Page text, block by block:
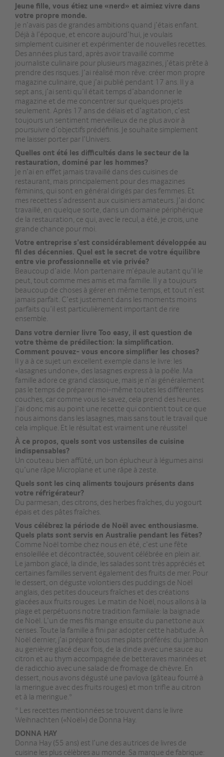
Jeune fille, vous étiez une «nerd» et aimiez vivre dans
votre propre monde.
Je n’avais pas de grandes ambitions quand j’étais enfant.
Déjà à l’époque, et encore aujourd’hui, je voulais
simplement cuisiner et expérimenter de nouvelles recettes.
Des années plus tard, après avoir travaillé comme
journaliste culinaire pour plusieurs magazines, j’étais prête à
prendre des risques. J’ai réalisé mon rêve: créer mon propre
magazine culinaire, que j’ai publié pendant 17 ans. Il y a
sept ans, j’ai senti qu’il était temps d’abandonner le
magazine et de me concentrer sur quelques projets
seulement. Après 17 ans de délais et d’agitation, c’est
toujours un sentiment merveilleux de ne plus avoir à
poursuivre d’objectifs prédéfinis. Je souhaite simplement
me laisser porter par l’Univers.
Quelles ont été les difficultés dans le secteur de la
restauration, dominé par les hommes?
Je n’ai en effet jamais travaillé dans des cuisines de
restaurant, mais principalement pour des magazines
féminins, qui sont en général dirigés par des femmes. Et
mes recettes s’adressent aux cuisiniers amateurs. J’ai donc
travaillé, en quelque sorte, dans un domaine périphérique
de la restauration, ce qui, avec le recul, a été, je crois, une
grande chance pour moi.
Votre entreprise s’est considérablement développée au
fil des décennies. Quel est le secret de votre équilibre
entre vie professionnelle et vie privée?
Beaucoup d’aide. Mon partenaire m’épaule autant qu’il le
peut, tout comme mes amis et ma famille. Il y a toujours
beaucoup de choses à gérer en même temps, et tout n’est
jamais parfait. C’est justement dans les moments moins
parfaits qu’il est particulièrement important de rire
ensemble.
Dans votre dernier livre Too easy, il est question de
votre thème de prédilection: la simplification.
Comment pouvez- vous encore simplifier les choses?
Il y a à ce sujet un excellent exemple dans le livre: les
«lasagnes undone», des lasagnes express à la poêle. Ma
famille adore ce grand classique, mais je n’ai généralement
pas le temps de préparer moi-même toutes les différentes
couches, car comme vous le savez, cela prend des heures.
J’ai donc mis au point une recette qui contient tout ce que
nous aimons dans les lasagnes, mais sans tout le travail que
cela implique. Et le résultat est vraiment une réussite!
À ce propos, quels sont vos ustensiles de cuisine
indispensables?
Un couteau bien affûté, un bon éplucheur à légumes ainsi
qu’une râpe Microplane et une râpe à zeste.
Quels sont les cinq aliments toujours présents dans
votre réfrigérateur?
Du parmesan, des citrons, des herbes fraîches, du yogourt
épais et des pâtes fraîches.
Vous célébrez la période de Noël avec enthousiasme.
Quels plats sont servis en Australie pendant les fêtes?
Comme Noël tombe chez nous en été, c’est une fête
ensoleillée et décontractée, souvent célébrée en plein air.
Le jambon glacé, la dinde, les salades sont très appréciés et
certaines familles servent également des fruits de mer. Pour
le dessert, on déguste volontiers des puddings de Noël
anglais, des petites douceurs fraîches et des créations
glacées aux fruits rouges. Le matin de Noël, nous allons à la
plage et perpétuons notre tradition familiale: la baignade
de Noël. L’un de mes fils mange ensuite du panettone aux
cerises. Toute la famille a fini par adopter cette habitude. À
Noël dernier, j’ai préparé tous mes plats préférés: du jambon
au genièvre glacé deux fois, de la dinde avec une sauce au
citron et au thym accompagnée de betteraves marinées et
de radicchio avec une salade de fromage de chèvre. En
dessert, nous avons dégusté une pavlova (gâteau fourré à
la meringue avec des fruits rouges) et mon trifle au citron
et à la meringue.*
* Les recettes mentionnées se trouvent dans le livre
Weihnachten («Noël») de Donna Hay.
DONNA HAY
Donna Hay (55 ans) est l’une des autrices de livres de
cuisine les plus célèbres au monde. Sa marque de fabrique: